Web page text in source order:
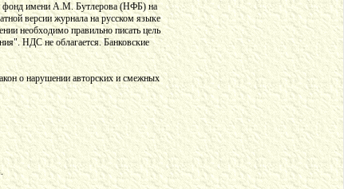
фонд имени А.М. Бутлерова (НФБ) на
версии журнала на русском языке
необходимо правильно писать цель
НДС не облагается. Банковские
о нарушении авторских и смежных